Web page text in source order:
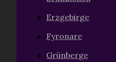
Erzgebirge
Fyronare
Grünberge